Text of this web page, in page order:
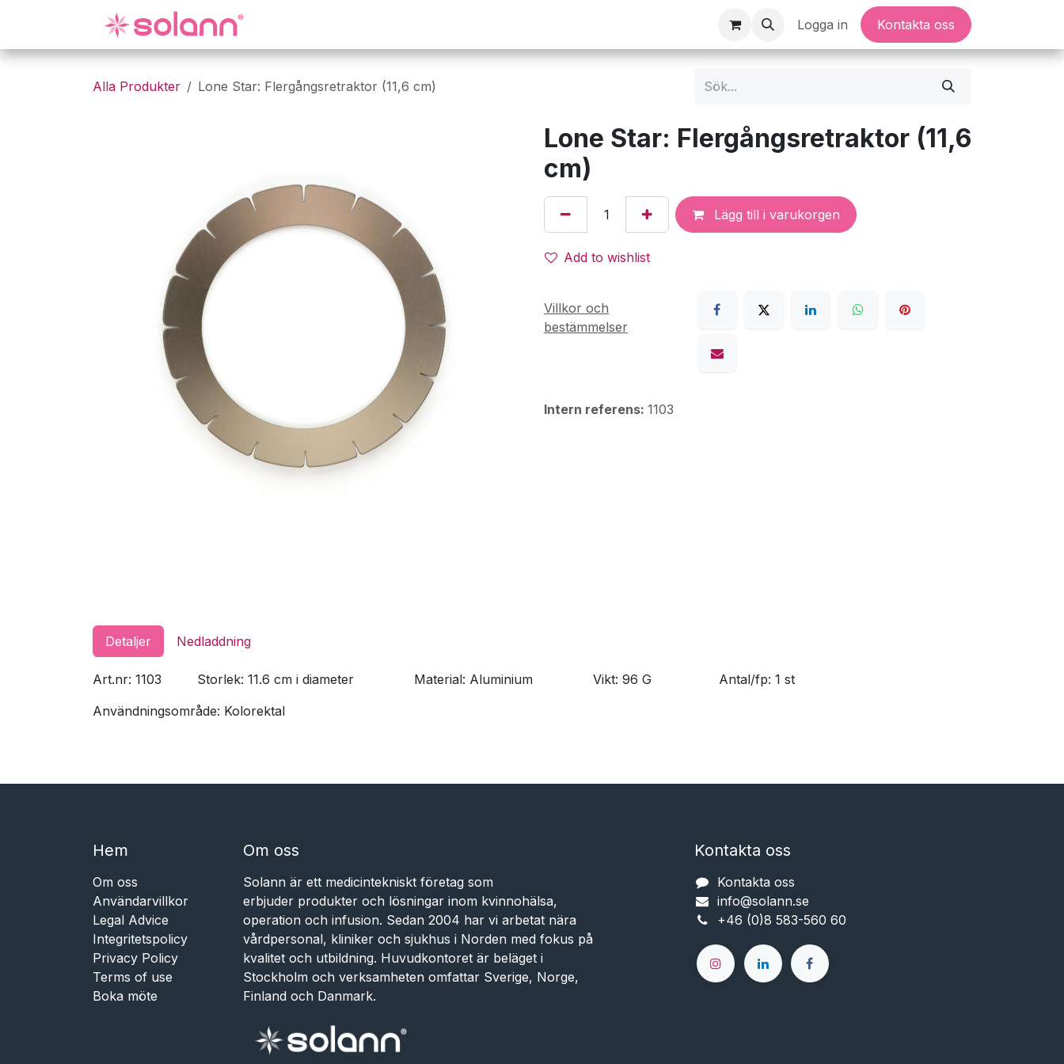
Logga in Kontakta oss
Alla Produkter Lone Star: Flergångsretraktor (11,6 cm)
Lone Star: Flergångsretraktor (11,6
cm)
Lägg till i varukorgen
Add to wishlist
Villkor och
bestämmelser
Intern referens: 1103
Detaljer Nedladdning
Art.nr: 1103 Storlek: 11.6 cm i diameter ​Material: Aluminium ​Vikt: 96 G
​Antal/fp: 1 st
Användningsområde: Kolorektal​
Hem​​
Om oss
Användarvillkor
Legal Advice
Integritetspolicy
Privacy Policy
Terms of use
Boka möte
Om oss
Solann är ett medicintekniskt företag som
erbjuder produkter och lösningar inom kvinnohälsa,
operation och infusion. Sedan 2004 har vi arbetat nära
vårdpersonal, kliniker och sjukhus i Norden med fokus på
kvalitet och utbildning. Huvudkontoret är beläget i
Stockholm och verksamheten omfattar Sverige, Norge,
Finland och Danmark.
Kontakta oss
Kontakta oss
info@solann.se​​​​​​
+46 (0)8 583-560 60